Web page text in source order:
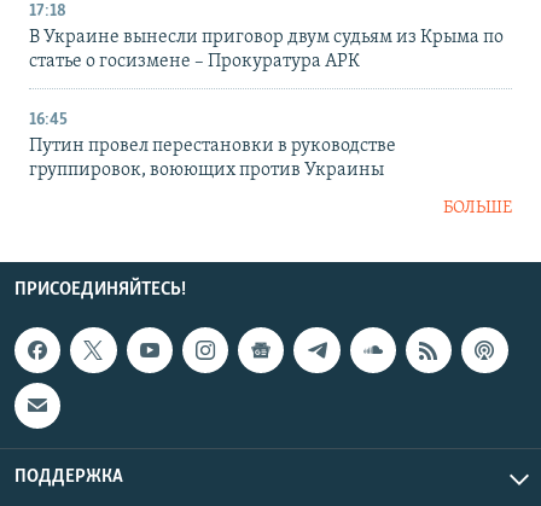
17:18
В Украине вынесли приговор двум судьям из Крыма по
статье о госизмене – Прокуратура АРК
16:45
Путин провел перестановки в руководстве
группировок, воюющих против Украины
БОЛЬШЕ
ПРИСОЕДИНЯЙТЕСЬ!
ПОДДЕРЖКА